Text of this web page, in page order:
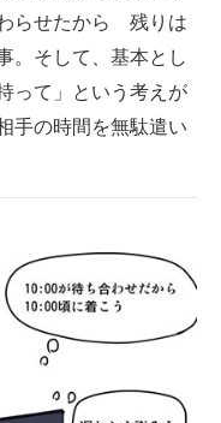
らせたから 残りは
。そして、基本とし
って」という考えが
手の時間を無駄遣い